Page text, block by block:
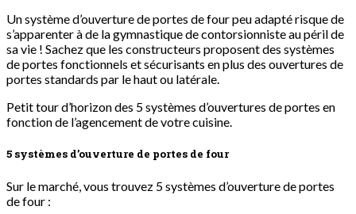
Un système d’ouverture de portes de four peu adapté risque de
s’apparenter à de la gymnastique de contorsionniste au péril de
sa vie ! Sachez que les constructeurs proposent des systèmes
de portes fonctionnels et sécurisants en plus des ouvertures de
portes standards par le haut ou latérale.
Petit tour d’horizon des 5 systèmes d’ouvertures de portes en
fonction de l’agencement de votre cuisine.
5 systèmes d’ouverture de portes de four
Sur le marché, vous trouvez 5 systèmes d’ouverture de portes
de four :